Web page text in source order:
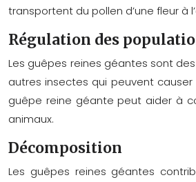
transportent du pollen d’une fleur à
Régulation des
Les guêpes reines géantes sont
autres insectes qui peuvent
guêpe reine géante peut aider à
animaux.
Décomposition
Les guêpes reines géantes